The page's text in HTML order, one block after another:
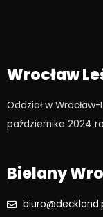
Wrocław
Oddział w
października 2024
Bielany